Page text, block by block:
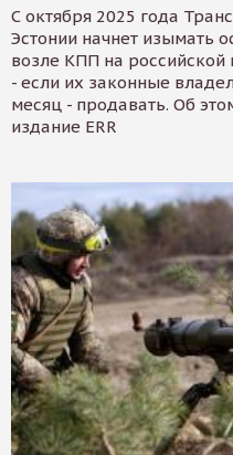
С октября 2025 года
Эстонии начнет изымать
возле КПП на российской
- если их законные
месяц - продавать. Об
издание ERR